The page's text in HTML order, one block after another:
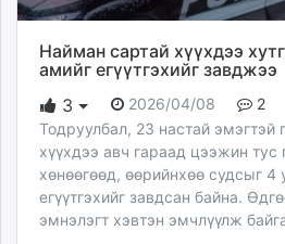
Найман сартай хүүхдээ
амийг егүүтгэхийг завджээ
3
2026/04/08
2
Тодруулбал, 23 настай эмэгтэй
хүүхдээ авч гараад цээжин тус
хөнөөгөөд, өөрийнхөө судсыг
егүүтгэхийг завдсан байна.
эмнэлэгт хэвтэн эмчлүүлж